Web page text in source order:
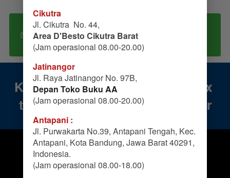
`
PESAN LANGSUNG DARI CABANG
TERDEKAT DENGAN LOKASI MOMS SAAT
INI 💕
Kok ubi kejunya sampe butuh 3x
tarikan napas? @mamankuliner
Cikutra
Jl. Cikutra  No. 44,
Area D'Besto Cikutra Barat
(Jam operasional 08.00-20.00)
Jatinangor
Jl. Raya Jatinangor No. 97B,
Depan Toko Buku AA
(Jam operasional 08.00-20.00)
Antapani :
Jl. Purwakarta No.39, Antapani Tengah, Kec.
Antapani, Kota Bandung, Jawa Barat 40291,
Indonesia.
(Jam operasional 08.00-18.00)